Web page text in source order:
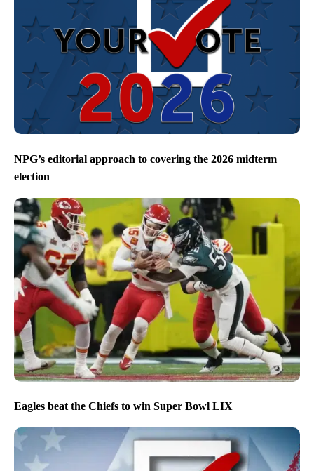
NPG’s editorial approach to covering the 2026 midterm
election
Eagles beat the Chiefs to win Super Bowl LIX